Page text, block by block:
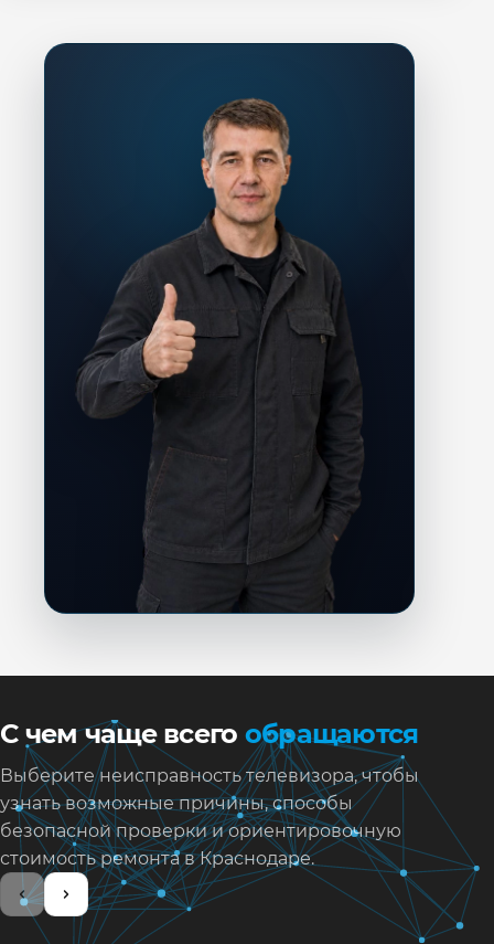
С чем чаще всего обращаются
Выберите неисправность телевизора, чтобы
узнать возможные причины, способы
безопасной проверки и ориентировочную
стоимость ремонта в Краснодаре.